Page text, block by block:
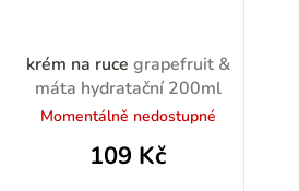
krém na ruce grapefruit &
máta hydratační 200ml
Momentálně nedostupné
109 Kč